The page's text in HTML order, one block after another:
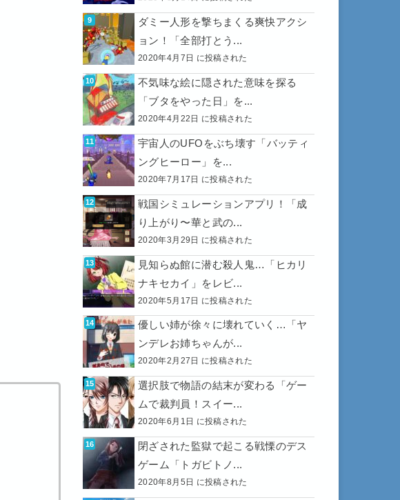
ダミー人形を撃ちまくる爽快アクシ
ョン！「全部打とう...
2020年4月7日 に投稿された
不気味な絵に隠された意味を探る
「ブタをやった日」を...
2020年4月22日 に投稿された
宇宙人のUFOをぶち壊す「バッティ
ングヒーロー」を...
2020年7月17日 に投稿された
戦国シミュレーションアプリ！「成
り上がり〜華と武の...
2020年3月29日 に投稿された
見知らぬ館に潜む殺人鬼…「ヒカリ
ナキセカイ」をレビ...
2020年5月17日 に投稿された
優しい姉が徐々に壊れていく…「ヤ
ンデレお姉ちゃんが...
2020年2月27日 に投稿された
選択肢で物語の結末が変わる「ゲー
ムで裁判員！スイー...
2020年6月1日 に投稿された
閉ざされた監獄で起こる戦慄のデス
ゲーム「トガビトノ...
2020年8月5日 に投稿された